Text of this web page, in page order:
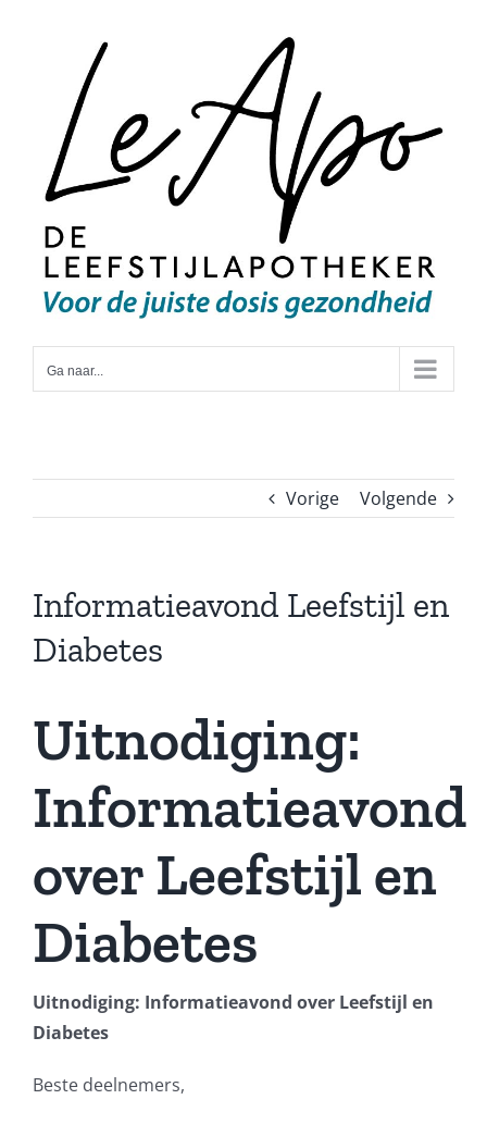
Ga naar...
Vorige Volgende
Informatieavond Leefstijl en
Diabetes
Uitnodiging:
Informatieavond
over Leefstijl en
Diabetes
Uitnodiging: Informatieavond over Leefstijl en
Diabetes
Beste deelnemers,